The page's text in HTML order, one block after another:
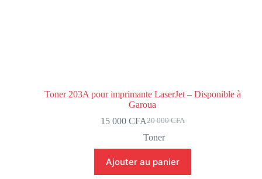
Toner 203A pour imprimante LaserJet – Disponible à
Garoua
20 000CFA
15 000 CFA
Toner
Ajouter au panier